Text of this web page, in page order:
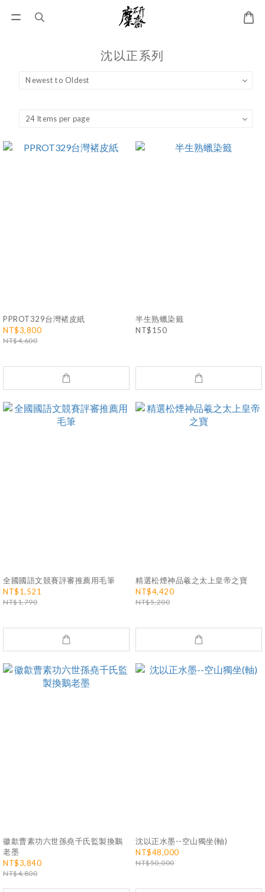
沈以正系列
PPROT329台灣褚皮紙
NT$3,800
NT$4,600
半生熟蠟染籤
NT$150
全國國語文競賽評審推薦用毛筆
NT$1,521
NT$1,790
精選松煙神品羲之太上皇帝之寶
NT$4,420
NT$5,200
徽歙曹素功六世孫堯千氏監製換鵝
老墨
NT$3,840
NT$4,800
沈以正水墨--空山獨坐(軸)
NT$48,000
NT$50,000